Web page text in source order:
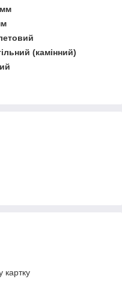
(камінний)
картку